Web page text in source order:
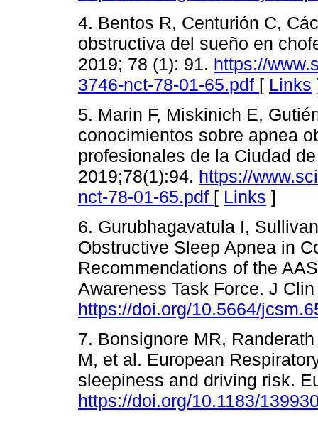
4. Bentos R, Centurión C,
obstructiva del sueño en
2019; 78 (1): 91. https://
3746-nct-78-01-65.pdf [ Links
5. Marin F, Miskinich E,
conocimientos sobre apnea
profesionales de la Ciudad
2019;78(1):94. https://
nct-78-01-65.pdf [ Links ]
6. Gurubhagavatula I,
Obstructive Sleep Apnea in
Recommendations of the
Awareness Task Force. J
https://doi.org/10.5664/
7. Bonsignore MR,
M, et al. European
sleepiness and driving risk.
https://doi.org/10.1183/